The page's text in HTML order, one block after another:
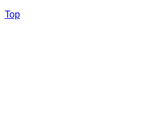
Top